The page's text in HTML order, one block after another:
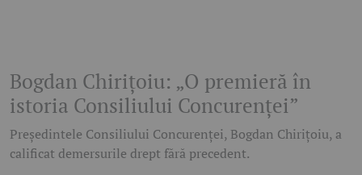
Bogdan Chirițoiu: „O premieră în
istoria Consiliului Concurenței”
Președintele Consiliului Concurenței, Bogdan Chirițoiu, a
calificat demersurile drept fără precedent.